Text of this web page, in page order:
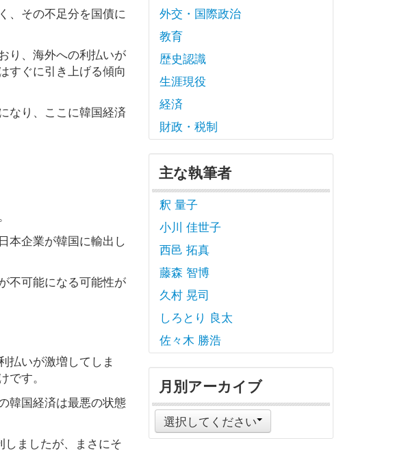
、その不足分を国債に
り、海外への利払いが
すぐに引き上げる傾向
なり、ここに韓国経済
本企業が韓国に輸出し
不可能になる可能性が
払いが激増してしま
す。
韓国経済は最悪の状態
ましたが、まさにそ
外交・国際政治
教育
歴史認識
生涯現役
経済
財政・税制
主な執筆者
釈 量子
小川 佳世子
西邑 拓真
藤森 智博
久村 晃司
しろとり 良太
佐々木 勝浩
月別アーカイブ
選択してください